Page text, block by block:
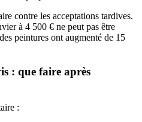
contre les acceptations tardives.
à 4 500 € ne peut pas être
peintures ont augmenté de 15
: que faire après
: